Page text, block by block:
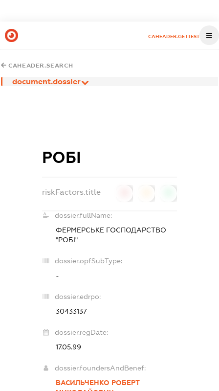
CAHEADER.GETTEST
CAHEADER.SEARCH
document.dossier
РОБІ
riskFactors.title
dossier.fullName:
ФЕРМЕРСЬКЕ ГОСПОДАРСТВО
"РОБІ"
dossier.opfSubType:
-
dossier.edrpo:
30433137
dossier.regDate:
17.05.99
dossier.foundersAndBenef:
ВАСИЛЬЧЕНКО РОБЕРТ